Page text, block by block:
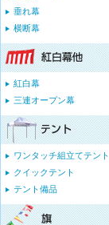
垂れ幕
横断幕
紅白幕
三連オープン幕
ワンタッチ組立てテント
クイックテント
テント備品